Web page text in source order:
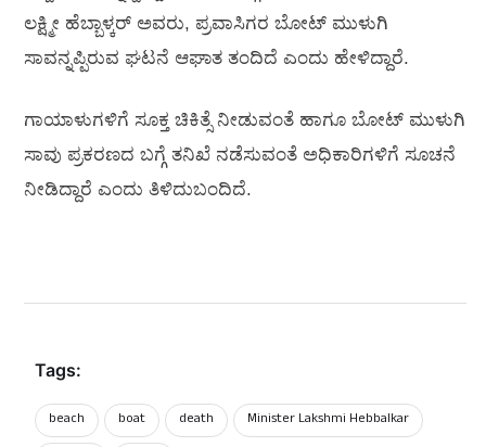
ಲಕ್ಷ್ಮೀ ಹೆಬ್ಬಾಳ್ಕರ್‌ ಅವರು, ಪ್ರವಾಸಿಗರ ಬೋಟ್‌ ಮುಳುಗಿ
ಸಾವನ್ನಪ್ಪಿರುವ ಘಟನೆ ಆಘಾತ ತಂದಿದೆ ಎಂದು ಹೇಳಿದ್ದಾರೆ.
ಗಾಯಾಳುಗಳಿಗೆ ಸೂಕ್ತ ಚಿಕಿತ್ಸೆ ನೀಡುವಂತೆ ಹಾಗೂ ಬೋಟ್‌ ಮುಳುಗಿ
ಸಾವು ಪ್ರಕರಣದ ಬಗ್ಗೆ ತನಿಖೆ ನಡೆಸುವಂತೆ ಅಧಿಕಾರಿಗಳಿಗೆ ಸೂಚನೆ
ನೀಡಿದ್ದಾರೆ ಎಂದು ತಿಳಿದುಬಂದಿದೆ.
Tags:
beach boat death
Minister Lakshmi Hebbalkar